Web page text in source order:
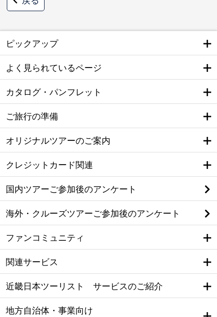
ピックアップ
よく見られているページ
カタログ・パンフレット
ご旅行の準備
オリジナルツアーのご案内
クレジットカード関連
国内ツアーご参加後のアンケート
海外・クルーズツアーご参加後のアンケート
ファンコミュニティ
関連サービス
近畿日本ツーリスト サービスのご紹介
地方自治体・事業向け